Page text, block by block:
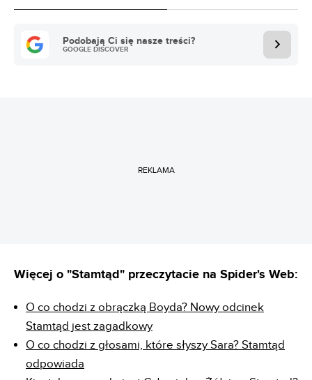
Podobają Ci się nasze treści?
GOOGLE DISCOVER
REKLAMA
Więcej o "Stamtąd" przeczytacie na Spider's Web:
O co chodzi z obrączką Boyda? Nowy odcinek
Stamtąd jest zagadkowy
O co chodzi z głosami, które słyszy Sara? Stamtąd
odpowiada